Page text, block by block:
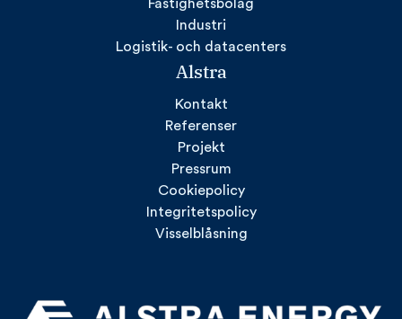
Fastighetsbolag
Industri
Logistik- och datacenters
Alstra
Kontakt
Referenser
Projekt
Pressrum
Cookiepolicy
Integritetspolicy
Visselblåsning